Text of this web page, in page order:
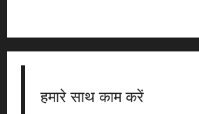
हमारे साथ काम करें